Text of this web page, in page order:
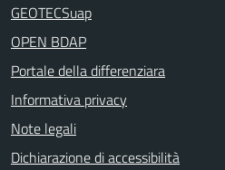
GEOTECSuap
OPEN BDAP
Portale della differenziara
Informativa privacy
Note legali
Dichiarazione di accessibilità